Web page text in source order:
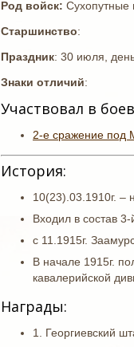
Род войск: Сухопутные
Старшинство:
Праздник: 30 июля,
Знаки отличий:
Участвовал в
2-е сражение под
История:
10(23).03.1910г. –
Входил в состав
с 11.1915г.
В начале 1915г.
кавалерийской
Награды:
1. Георгиевский